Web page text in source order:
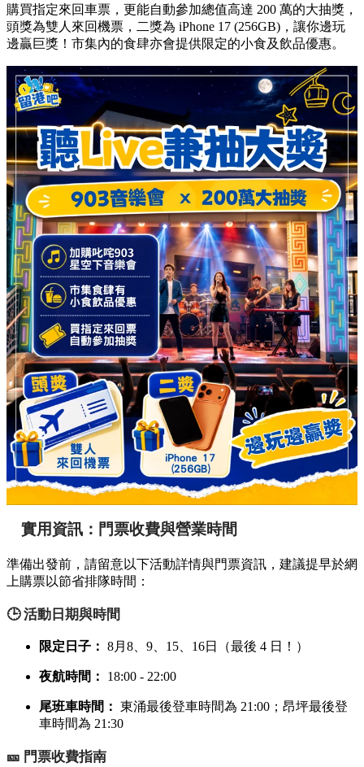
購買指定來回車票，更能自動參加總值高達 200 萬的大抽獎，
頭獎為雙人來回機票，二獎為 iPhone 17 (256GB)，讓你邊玩
邊贏巨獎！市集內的食肆亦會提供限定的小食及飲品優惠。
實用資訊：門票收費與營業時間
準備出發前，請留意以下活動詳情與門票資訊，建議提早於網
上購票以節省排隊時間：
🕒 活動日期與時間
限定日子： 8月8、9、15、16日（最後 4 日！）
夜航時間： 18:00 - 22:00
尾班車時間： 東涌最後登車時間為 21:00；昂坪最後登
車時間為 21:30
🎫 門票收費指南